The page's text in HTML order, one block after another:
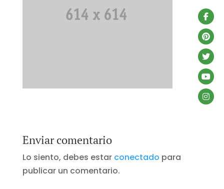
Enviar comentario
Lo siento, debes estar conectado para
publicar un comentario.